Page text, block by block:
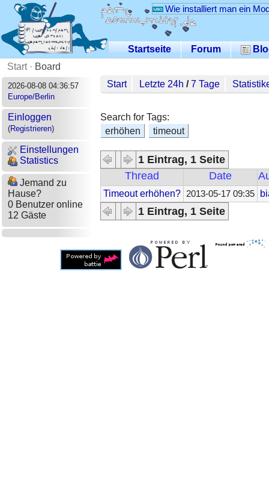
Wie installiert man ein
Startseite Forum
Start· Board
2026-08-08 04:36:57
Europe/Berlin
Einloggen
(Registrieren)
Einstellungen
Statistics
Jemand zu
Hause?
0 Benutzer online
12 Gäste
Start Letzte 24h /7 Tage
Search for Tags:
erhöhen
timeout
1 Eintrag, 1 Seite
Thread Date
Timeout erhöhen? 2013-05-17 09:35
1 Eintrag, 1 Seite